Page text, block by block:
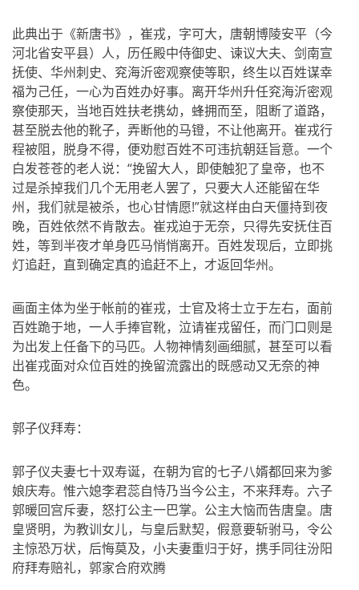
此典出于《新唐书》，崔戎，字可大，唐朝博陵安平（今
河北省安平县）人，历任殿中侍御史、谏议大夫、剑南宣
抚使、华州刺史、兖海沂密观察使等职，终生以百姓谋幸
福为己任，一心为百姓办好事。离开华州升任兖海沂密观
察使那天，当地百姓扶老携幼，蜂拥而至，阻断了道路，
甚至脱去他的靴子，弄断他的马镫，不让他离开。崔戎行
程被阻，脱身不得，便劝慰百姓不可违抗朝廷旨意。一个
白发苍苍的老人说：“挽留大人，即使触犯了皇帝，也不
过是杀掉我们几个无用老人罢了，只要大人还能留在华
州，我们就是被杀，也心甘情愿!”就这样由白天僵持到夜
晚，百姓依然不肯散去。崔戎迫于无奈，只得先安抚住百
姓，等到半夜才单身匹马悄悄离开。百姓发现后，立即挑
灯追赶，直到确定真的追赶不上，才返回华州。
画面主体为坐于帐前的崔戎，士官及将士立于左右，面前
百姓跪于地，一人手捧官靴，泣请崔戎留任，而门口则是
为出发上任备下的马匹。人物神情刻画细腻，甚至可以看
出崔戎面对众位百姓的挽留流露出的既感动又无奈的神
色。
郭子仪拜寿：
郭子仪夫妻七十双寿诞，在朝为官的七子八婿都回来为爹
娘庆寿。惟六媳李君蕊自恃乃当今公主，不来拜寿。六子
郭暖回宫斥妻，怒打公主一巴掌。公主大恼而告唐皇。唐
皇贤明，为教训女儿，与皇后默契，假意要斩驸马，令公
主惊恐万状，后悔莫及，小夫妻重归于好，携手同往汾阳
府拜寿赔礼，郭家合府欢腾